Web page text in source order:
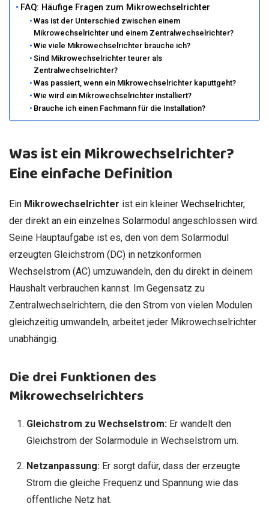
FAQ: Häufige Fragen zum Mikrowechselrichter
Was ist der Unterschied zwischen einem
Mikrowechselrichter und einem Zentralwechselrichter?
Wie viele Mikrowechselrichter brauche ich?
Sind Mikrowechselrichter teurer als
Zentralwechselrichter?
Was passiert, wenn ein Mikrowechselrichter kaputtgeht?
Wie wird ein Mikrowechselrichter installiert?
Brauche ich einen Fachmann für die Installation?
Was ist ein Mikrowechselrichter?
Eine einfache Definition
Ein Mikrowechselrichter ist ein kleiner Wechselrichter,
der direkt an ein einzelnes Solarmodul angeschlossen wird.
Seine Hauptaufgabe ist es, den von dem Solarmodul
erzeugten Gleichstrom (DC) in netzkonformen
Wechselstrom (AC) umzuwandeln, den du direkt in deinem
Haushalt verbrauchen kannst. Im Gegensatz zu
Zentralwechselrichtern, die den Strom von vielen Modulen
gleichzeitig umwandeln, arbeitet jeder Mikrowechselrichter
unabhängig.
Die drei Funktionen des
Mikrowechselrichters
Gleichstrom zu Wechselstrom:Er wandelt den
Gleichstrom der Solarmodule in Wechselstrom um.
Netzanpassung:Er sorgt dafür, dass der erzeugte
Strom die gleiche Frequenz und Spannung wie das
öffentliche Netz hat.